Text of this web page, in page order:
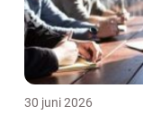
30 juni 2026